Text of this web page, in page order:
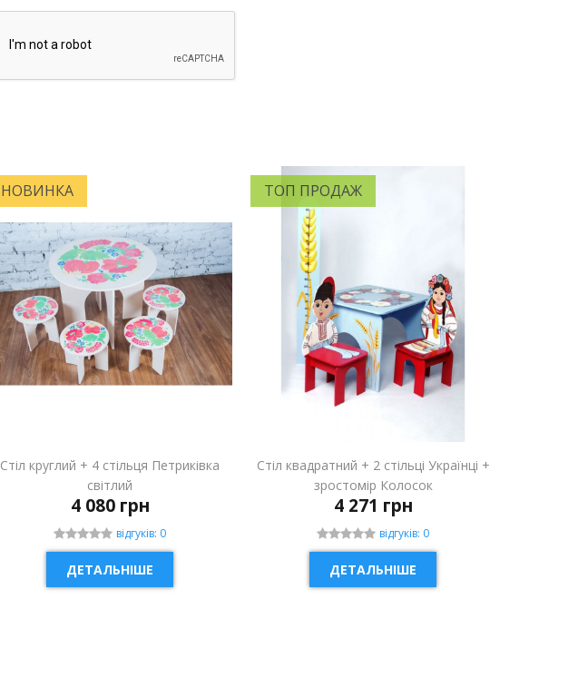
НОВИНКА
Стіл круглий + 4 стільця Петриківка
світлий
4 080 грн
відгуків: 0
ДЕТАЛЬНІШЕ
ТОП ПРОДАЖ
Стіл квадратний + 2 стільці Українці +
зростомір Колосок
4 271 грн
відгуків: 0
ДЕТАЛЬНІШЕ